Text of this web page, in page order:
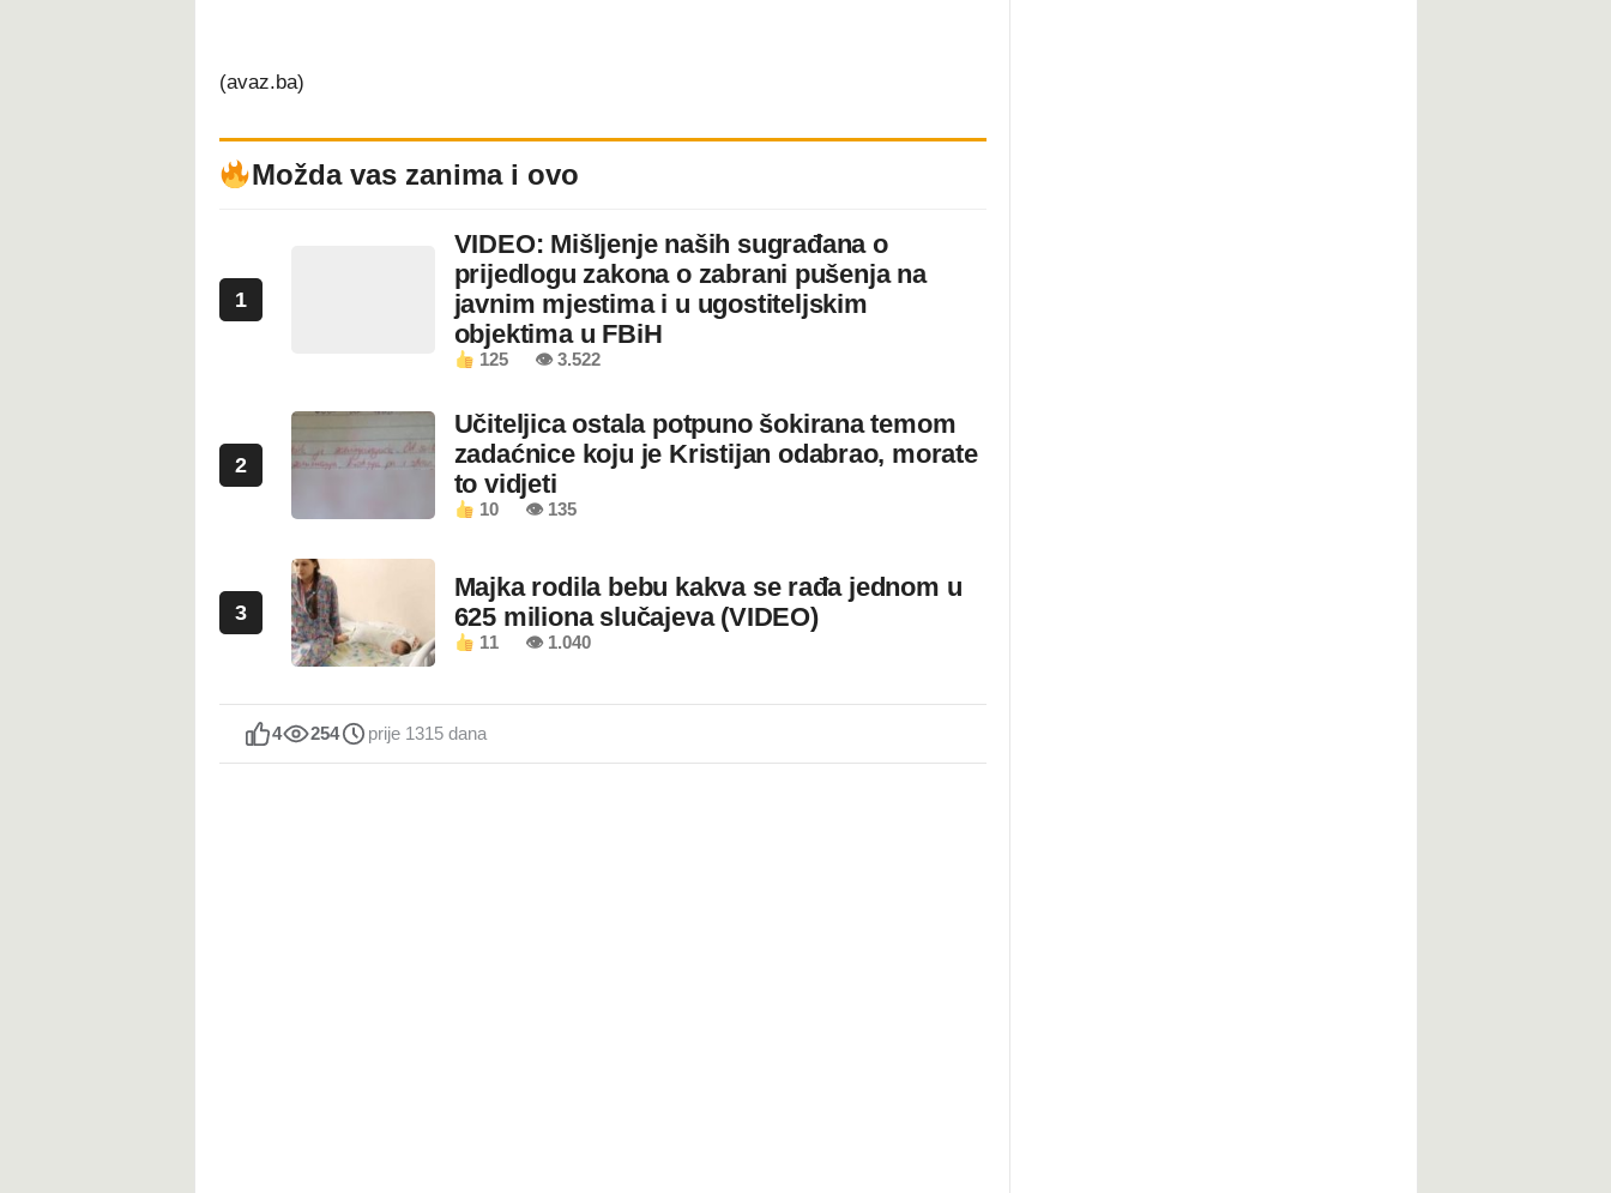
(avaz.ba)
Možda vas zanima i ovo
1
VIDEO: Mišljenje naših sugrađana o
prijedlogu zakona o zabrani pušenja na
javnim mjestima i u ugostiteljskim
objektima u FBiH
125 👁 3.522
2
Učiteljica ostala potpuno šokirana temom
zadaćnice koju je Kristijan odabrao, morate
to vidjeti
10 👁 135
3
Majka rodila bebu kakva se rađa jednom u
625 miliona slučajeva (VIDEO)
11 👁 1.040
4 254 prije 1315 dana